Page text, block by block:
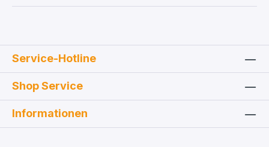
Service-Hotline
Shop Service
Informationen